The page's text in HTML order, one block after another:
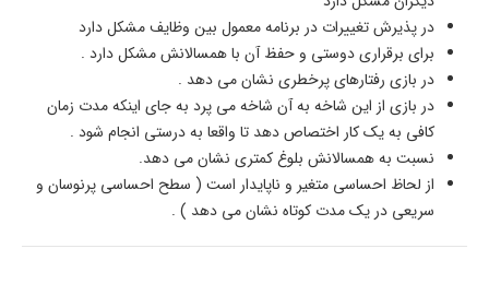
در پذیرش تغییرات در برنامه معمول بین وظایف مشکل دارد
برای برقراری دوستی و حفظ آن با همسالانش مشکل دارد .
در بازی رفتارهای پرخطری نشان می دهد .
در بازی از این شاخه به آن شاخه می پرد به جای اینکه مدت زمان
کافی به یک کار اختصاص دهد تا واقعا به درستی انجام شود .
نسبت به همسالانش بلوغ کمتری نشان می دهد.
از لحاظ احساسی متغیر و ناپایدار است ( سطح احساسی پرنوسان و
سریعی در یک مدت کوتاه نشان می دهد ) .